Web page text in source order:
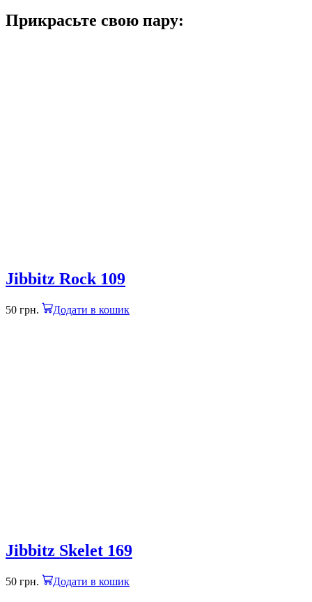
Прикрасьте свою пару:
Jibbitz Rock 109
50 грн. Додати в кошик
Jibbitz Skelet 169
50 грн. Додати в кошик